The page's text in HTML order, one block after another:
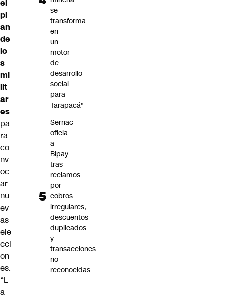
el
pl
an
de
lo
s
mi
lit
ar
es
pa
ra
co
nv
oc
ar
nu
ev
as
ele
cci
on
es.
“L
a
se
transforma
en
un
motor
de
desarrollo
social
para
Tarapacá"
Sernac
oficia
a
Bipay
tras
reclamos
por
cobros
irregulares,
descuentos
duplicados
y
transacciones
no
reconocidas